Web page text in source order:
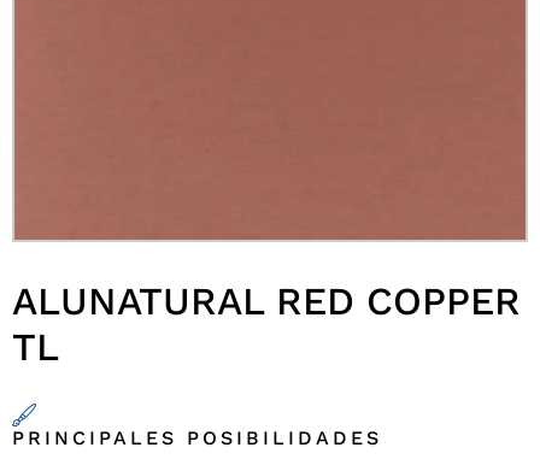
ALUNATURAL RED COPPER
TL
PRINCIPALES POSIBILIDADES